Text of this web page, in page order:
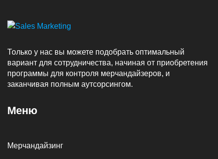
Только у нас вы можете подобрать оптимальный
вариант для сотрудничества, начиная от приобретения
программы для контроля мерчандайзеров, и
заканчивая полным аутсорсингом.
Меню
Мерчандайзинг